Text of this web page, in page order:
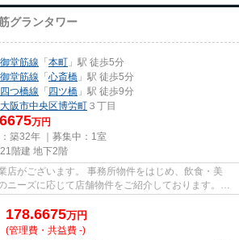
グランタワー
堂筋線 「本町 」駅 徒歩5分
堂筋線 「心斎橋 」駅 徒歩5分
つ橋線 「四ツ橋 」駅 徒歩9分
大阪市中央区博労町 ３丁目
万円
築32年 ｜募集中： 1室
階建 地下2階
店がございます。 事務所物件をはじめ、飲食・美
ニーズに応じて店舗物件をご紹介しております。
切...
178.6675万円
(管理費・共益費 -)